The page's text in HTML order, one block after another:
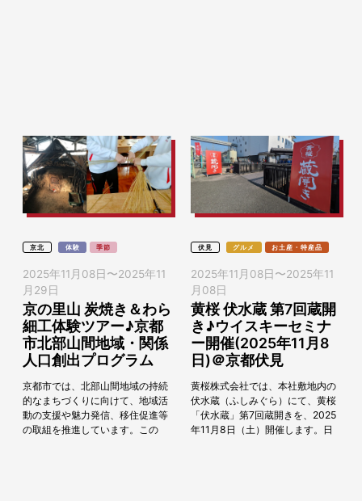
京北 体験 季節
2025年11月08日 〜2025年11
月29日
京の里山 炭焼き＆わら
細工体験ツアー♪京都
市北部山間地域・関係
人口創出プログラム
京都市では、北部山間地域の持続
的なまちづくりに向けて、地域活
動の支援や魅力発信、移住促進等
の取組を推進しています。この
伏見 グルメ お土産・特産品
2025年11月08日 〜2025年11
月08日
黄桜 伏水蔵 第7回蔵開
き♪ウイスキーセミナ
ー開催(2025年11月8
日)＠京都伏見
黄桜株式会社では、本社敷地内の
伏水蔵（ふしみぐら）にて、黄桜
「伏水蔵」第7回蔵開きを、2025
年11月8日（土）開催します。日